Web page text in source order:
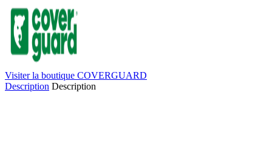
Visiter la boutique COVERGUARD
Description Description